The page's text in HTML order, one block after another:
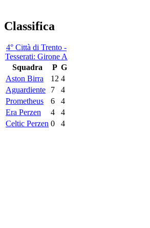
Classifica
4° Città di Trento -
Tesserati: Girone A
Squadra
P G
Aston Birra
12 4
Aguardiente
7
4
Prometheus
6
4
Era Perzen
4
4
Celtic Perzen 0 4